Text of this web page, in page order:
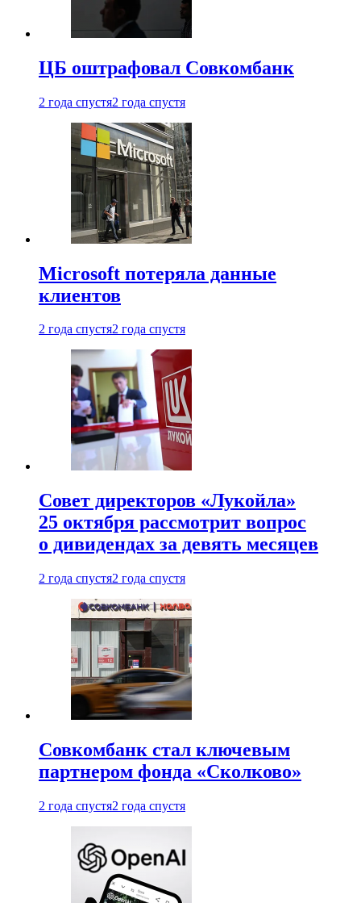
ЦБ оштрафовал Совкомбанк
2 года спустя2 года спустя
Microsoft потеряла данные
клиентов
2 года спустя2 года спустя
Совет директоров «Лукойла»
25 октября рассмотрит вопрос
о дивидендах за девять месяцев
2 года спустя2 года спустя
Совкомбанк стал ключевым
партнером фонда «Сколково»
2 года спустя2 года спустя